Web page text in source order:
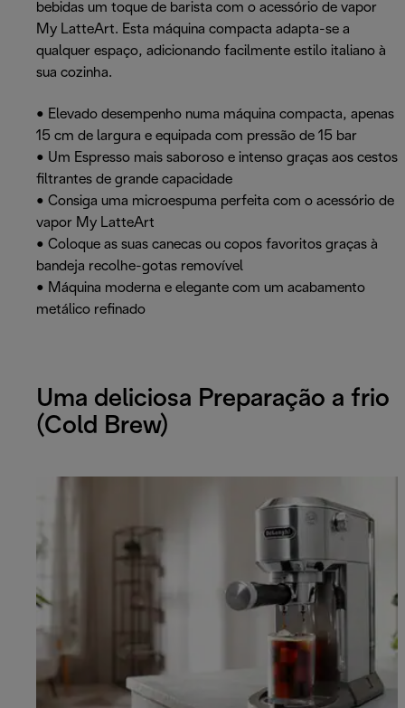
bebidas um toque de barista com o acessório de vapor
My LatteArt. Esta máquina compacta adapta-se a
qualquer espaço, adicionando facilmente estilo italiano à
sua cozinha.
• Elevado desempenho numa máquina compacta, apenas
15 cm de largura e equipada com pressão de 15 bar
• Um Espresso mais saboroso e intenso graças aos cestos
filtrantes de grande capacidade
• Consiga uma microespuma perfeita com o acessório de
vapor My LatteArt
• Coloque as suas canecas ou copos favoritos graças à
bandeja recolhe-gotas removível
• Máquina moderna e elegante com um acabamento
metálico refinado
Uma deliciosa Preparação a frio
(Cold Brew)